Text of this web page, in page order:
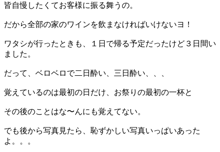
皆自慢したくてお客様に振る舞うの。
だから全部の家のワインを飲まなければいけないヨ！
ワタシが行ったときも、１日で帰る予定だったけど３日間い
ました。
だって、ベロベロで二日酔い、三日酔い、、、
覚えているのは最初の日だけ、お祭りの最初の一杯と
その後のことはな〜んにも覚えてない。
でも後から写真見たら、恥ずかしい写真いっぱいあった
よ。。。